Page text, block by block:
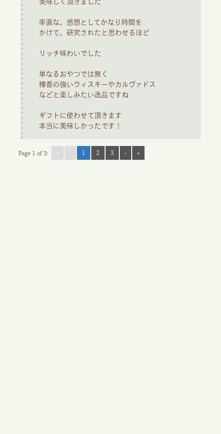
率直な、感想としてかなり時間を
かけて、研究されたと思わせるほど
リッチ味わいでした
単なるおやつでは無く
樽香の強いウィスキーやカルヴァドス
などと楽しみたい逸品ですね
ギフトに使わせて頂きます
本当に美味しかったです！
Page 1 of 3: « ‹ 1 2 3 › »